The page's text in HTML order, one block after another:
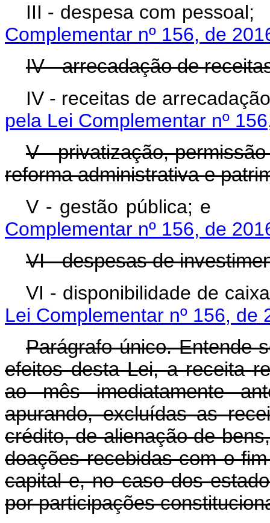
III - despesa com
Complementar nº 156, de
IV - arrecadação de
IV - receitas de
pela Lei Complementar nº
V - privatização,
reforma administrativa e
V - gestão
Complementar nº 156, de
VI - despesas de
VI -
Lei Complementar nº 156, de
Parágrafo único.
efeitos desta Lei, a receita
ao mês imediatamente
apurando, excluídas as
crédito, de alienação de
doações recebidas com o
capital e, no caso dos
por participações